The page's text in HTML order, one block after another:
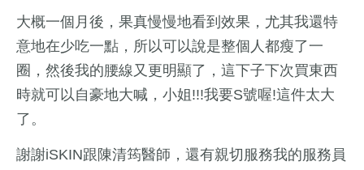
大概一個月後，果真慢慢地看到效果，尤其我還特
意地在少吃一點，所以可以說是整個人都瘦了一
圈，然後我的腰線又更明顯了，這下子下次買東西
時就可以自豪地大喊，小姐!!!我要S號喔!這件太大
了。
謝謝iSKIN跟陳清筠醫師，還有親切服務我的服務員